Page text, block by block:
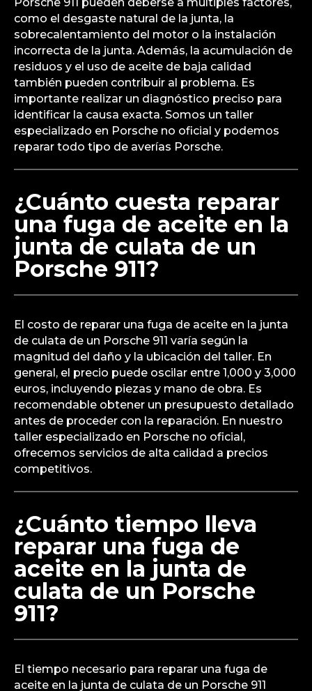
Porsche 911 pueden deberse a múltiples factores,
como el desgaste natural de la junta, la
sobrecalentamiento del motor o la instalación
incorrecta de la junta. Además, la acumulación de
residuos y el uso de aceite de baja calidad
también pueden contribuir al problema. Es
importante realizar un diagnóstico preciso para
identificar la causa exacta. Somos un taller
especializado en Porsche no oficial y podemos
reparar todo tipo de averías Porsche.
¿Cuánto cuesta reparar
una fuga de aceite en la
junta de culata de un
Porsche 911?
El costo de reparar una fuga de aceite en la junta
de culata de un Porsche 911 varía según la
magnitud del daño y la ubicación del taller. En
general, el precio puede oscilar entre 1,000 y 3,000
euros, incluyendo piezas y mano de obra. Es
recomendable obtener un presupuesto detallado
antes de proceder con la reparación. En nuestro
taller especializado en Porsche no oficial,
ofrecemos servicios de alta calidad a precios
competitivos.
¿Cuánto tiempo lleva
reparar una fuga de
aceite en la junta de
culata de un Porsche
911?
El tiempo necesario para reparar una fuga de
aceite en la junta de culata de un Porsche 911